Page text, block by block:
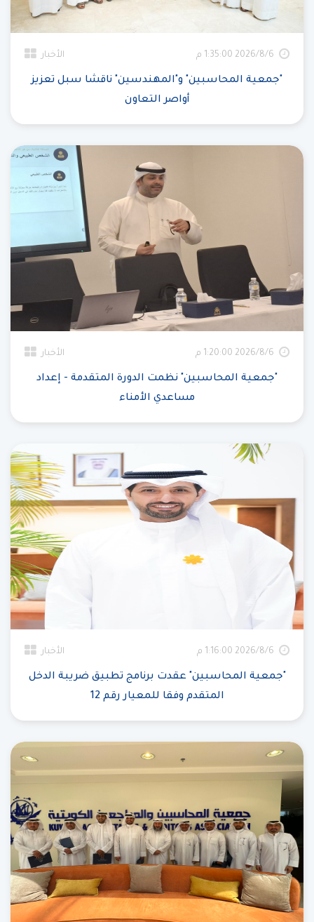
6‏‏/8‏‏/2026 1:35:00 م الأخبار
"جمعية المحاسبين" و"المهندسين" ناقشا سبل تعزيز
أواصر التعاون
6‏‏/8‏‏/2026 1:20:00 م الأخبار
"جمعية المحاسبين" نظمت الدورة المتقدمة - إعداد
مساعدي الأمناء
6‏‏/8‏‏/2026 1:16:00 م الأخبار
"جمعية المحاسبين" عقدت برنامج تطبيق ضريبة الدخل
المتقدم وفقا للمعيار رقم 12